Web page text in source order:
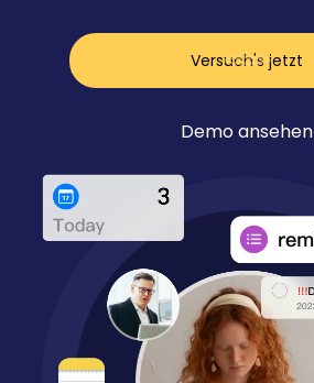
Versuch's jetzt
Demo ansehen